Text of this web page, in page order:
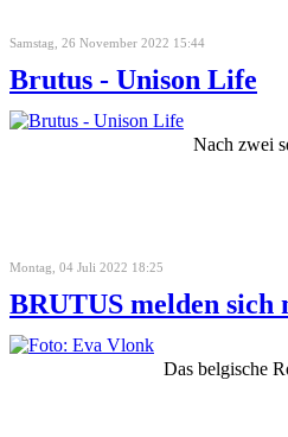
Samstag, 26 November 2022 15:44
Brutus - Unison Life
Nach zwei
Montag, 04 Juli 2022 18:25
BRUTUS melden
Das belgische